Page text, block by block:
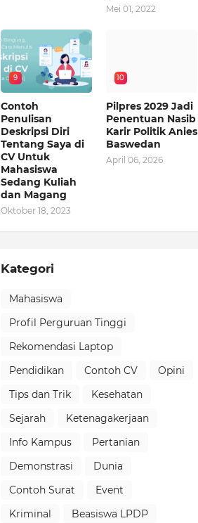
Mei 01, 2022
9
Contoh
Penulisan
Deskripsi Diri
Tentang Saya di
CV Untuk
Mahasiswa
Sedang Kuliah
dan Magang
Oktober 18, 2023
10
Pilpres 2029 Jadi
Penentuan Nasib
Karir Politik Anies
Baswedan
April 06, 2026
Kategori
Mahasiswa
Profil Perguruan Tinggi
Rekomendasi Laptop
Pendidikan
Contoh CV
Opini
Tips dan Trik
Kesehatan
Sejarah
Ketenagakerjaan
Info Kampus
Pertanian
Demonstrasi
Dunia
Contoh Surat
Event
Kriminal
Beasiswa LPDP